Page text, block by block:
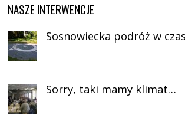
NASZE INTERWENCJE
Sosnowiecka podróż w
Sorry, taki mamy klimat…